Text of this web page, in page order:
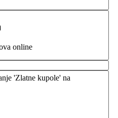
online
'Zlatne kupole' na